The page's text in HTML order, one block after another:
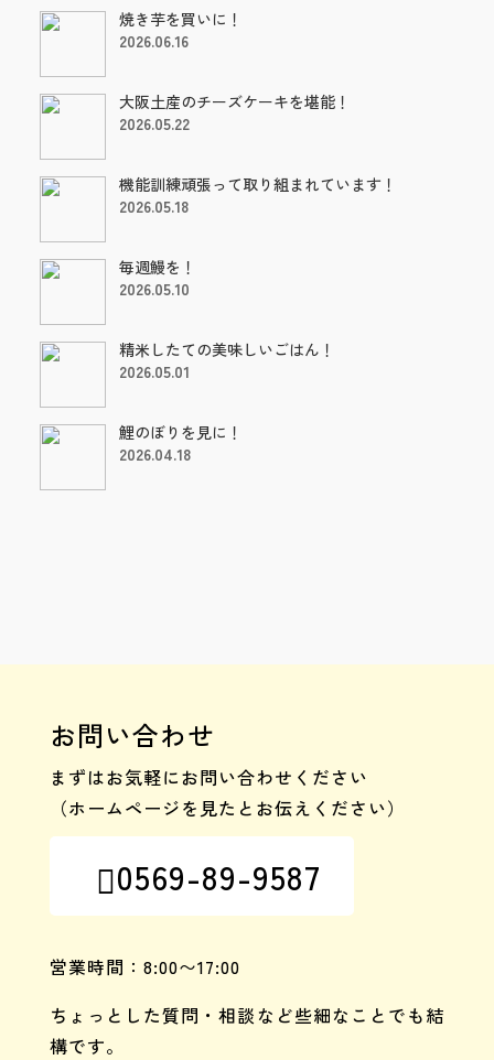
焼き芋を買いに！
2026.06.16
大阪土産のチーズケーキを堪能！
2026.05.22
機能訓練頑張って取り組まれています！
2026.05.18
毎週鰻を！
2026.05.10
精米したての美味しいごはん！
2026.05.01
鯉のぼりを見に！
2026.04.18
お問い合わせ
まずはお気軽にお問い合わせください
（ホームページを見たとお伝えください）
0569-89-9587
営業時間：8:00〜17:00
ちょっとした質問・相談など些細なことでも結
構です。